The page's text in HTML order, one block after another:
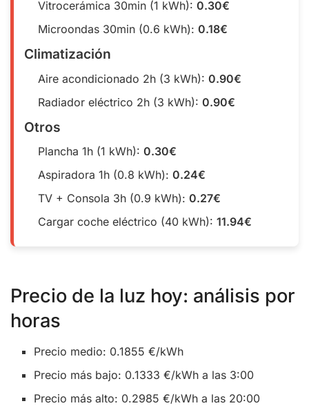
Vitrocerámica 30min (1 kWh): 0.30€
Microondas 30min (0.6 kWh): 0.18€
Climatización
Aire acondicionado 2h (3 kWh): 0.90€
Radiador eléctrico 2h (3 kWh): 0.90€
Otros
Plancha 1h (1 kWh): 0.30€
Aspiradora 1h (0.8 kWh): 0.24€
TV + Consola 3h (0.9 kWh): 0.27€
Cargar coche eléctrico (40 kWh): 11.94€
Precio de la luz hoy: análisis por
horas
Precio medio: 0.1855 €/kWh
Precio más bajo: 0.1333 €/kWh a las 3:00
Precio más alto: 0.2985 €/kWh a las 20:00